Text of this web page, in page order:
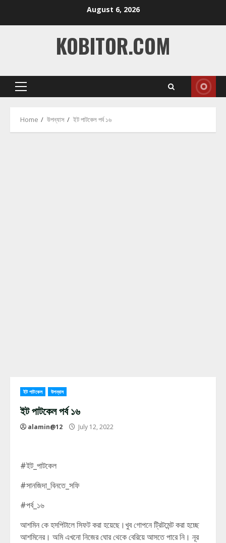
August 6, 2026
KOBITOR.COM
Primary
Home উপন্যাস ইট পাটকেল পর্ব ১৬
ইট পাটকেল উপন্যাস
ইট পাটকেল পর্ব ১৬
alamin@12 July 12, 2022
#ইট_পাটকেল
#সানজিদা_বিনতে_সফি
#পর্ব_১৬
আশমিন কে হসপিটালে সিফট করা হয়েছে।খুব গোপনে ট্রিটমেন্ট করা হচ্ছে
আশমিনের। অমি এখনো নিজের ঘোর থেকে বেরিয়ে আসতে পারে নি। নূর